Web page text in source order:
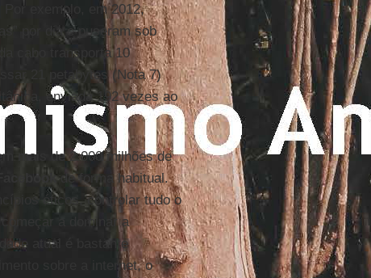
exemplo, em 2012,
por dia e puseram sob
cabo transporta 10
21 petabytes (Nota 7)
enviada 192 vezes ao
mais de 2.000 milhões de
Facebookde forma habitual.
éticos, controlar tudo o
a dominar a
atual é bastante
sobre a internet, o